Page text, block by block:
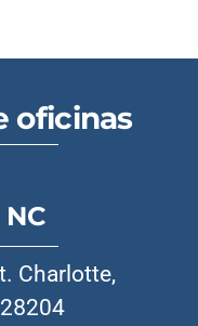
oficinas
Charlotte,